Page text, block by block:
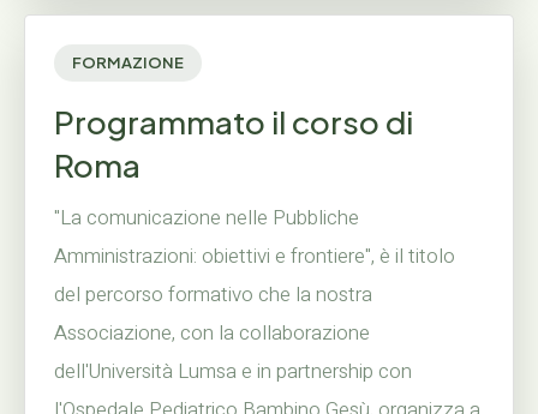
FORMAZIONE
Programmato il corso di
Roma
"La comunicazione nelle Pubbliche
Amministrazioni: obiettivi e frontiere", è il titolo
del percorso formativo che la nostra
Associazione, con la collaborazione
dell'Università Lumsa e in partnership con